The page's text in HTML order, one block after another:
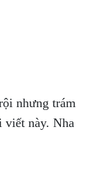
nhưng trám
viết này. Nha